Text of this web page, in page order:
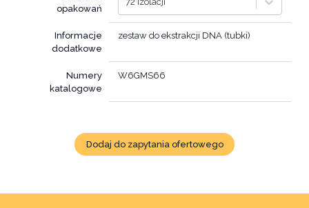
opakowań
Informacje
dodatkowe
zestaw do ekstrakcji DNA (tubki)
Numery
katalogowe
W6GMS66
Dodaj do zapytania ofertowego